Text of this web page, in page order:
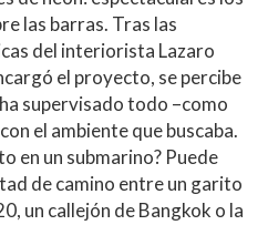
las barras. Tras las
del interiorista Lazaro
el proyecto, se percibe
supervisado todo –como
el ambiente que buscaba.
en un submarino? Puede
de camino entre un garito
un callejón de Bangkok o la